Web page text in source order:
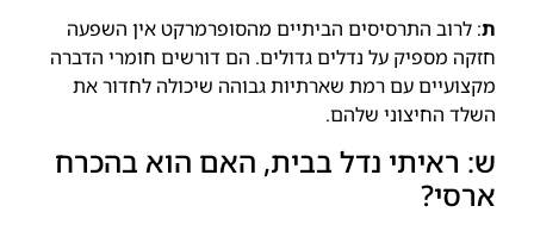
ת: לרוב התרסיסים הביתיים מהסופרמרקט אין השפעה
חזקה מספיק על נדלים גדולים. הם דורשים חומרי הדברה
מקצועיים עם רמת שארתיות גבוהה שיכולה לחדור את
השלד החיצוני שלהם.
ש: ראיתי נדל בבית, האם הוא בהכרח
ארסי?